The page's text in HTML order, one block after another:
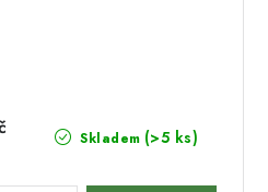
Skladem (>5 ks)